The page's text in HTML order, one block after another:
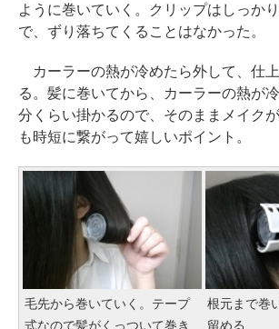
ように巻いていく。クリップはしっか
で、ずり落ちてくることはなかった。
カーラーの熱が冷めたら外して、仕
る。髪に巻いてから、カーラーの熱が
分くらい掛かるので、そのままメイク
も時短に繋がって嬉しいポイント。
毛先から巻いていく。テープ
式なので髪がくっついて巻き
根元まで巻
留める